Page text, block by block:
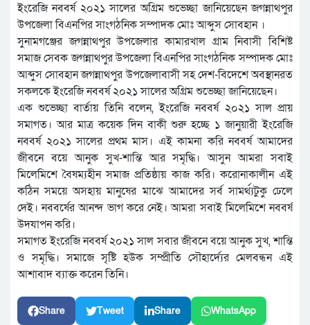
ইংরেজি নববর্ষ ২০২১ সালের অগ্রিম শুভেচ্ছা জানিয়েছেন জগন্নাথপুর
উপজেলা বিএনপির সাংগঠনিক সম্পাদক মোঃ আব্দুস সোবহান ।
সুনামগঞ্জের জগন্নাথপুর উপজেলার কামারখাল গ্রাম নিবাসী বিশিষ্ট
সমাজ সেবক জগন্নাথপুর উপজেলা বিএনপির সাংগঠনিক সম্পাদক মোঃ
আব্দুস সোবহান জগন্নাথপুর উপজেলাবাসী সহ দেশ-বিদেশে অবস্থানরত
সকলকে ইংরেজি নববর্ষ ২০২১ সালের অগ্রিম শুভেচ্ছা জানিয়েছেন।
এক শুভেচ্ছা বার্তায় তিনি বলেন, ইংরেজি নববর্ষ ২০২১ সাল প্রায়
সমাগত। আর মাত্র কয়েক দিন বাকী শুরু হচ্ছে ১ জানুয়ারী ইংরেজি
নববর্ষ ২০২১ সালের প্রথম মাস। এই কামনা করি নববর্ষ আমাদের
জীবনে বয়ে আনুক সুখ-শান্তি আর সমৃদ্ধি। আসুন আমরা সবাই
মিলেমিশে বৈষম্যহীন সমাজ প্রতিষ্ঠায় কাজ করি। করোনাকালীন এই
কঠিন সময়ে অসহায় মানুষের মাঝে আমাদের সর্ব সামর্থ্যটুকু ঢেলে
দেই। নববর্ষের আনন্দ ভাগ করে নেই। আমরা সবাই মিলেমিশে নববর্ষ
উদযাপন করি।
সমাগত ইংরেজি নববর্ষ ২০২১ সাল সবার জীবনে বয়ে আনুক সুখ, শান্তি
ও সমৃদ্ধি। সমাজে সৃষ্টি হউক সম্প্রীতি সৌহার্দ্যের মেলবন্ধন এই
আশাবাদ ব্যাক্ত করেন তিনি।
Share Tweet Share WhatsApp